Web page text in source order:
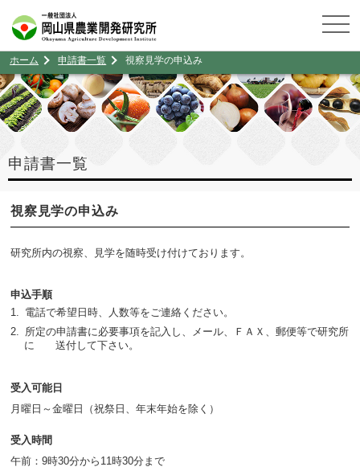
ホーム 申請書一覧 視察見学の申込み
申請書一覧
視察見学の申込み
研究所内の視察、見学を随時受け付けております。
申込手順
電話で希望日時、人数等をご連絡ください。
所定の申請書に必要事項を記入し、メール、ＦＡＸ、郵便等で研究所
に 送付して下さい。
受入可能日
月曜日～金曜日（祝祭日、年末年始を除く）
受入時間
午前：9時30分から11時30分まで